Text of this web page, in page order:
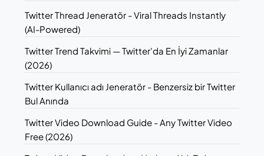
Twitter Thread Jeneratör - Viral Threads Instantly
(AI-Powered)
Twitter Trend Takvimi — Twitter'da En İyi Zamanlar
(2026)
Twitter Kullanıcı adı Jeneratör - Benzersiz bir Twitter
Bul Anında
Twitter Video Download Guide - Any Twitter Video
Free (2026)